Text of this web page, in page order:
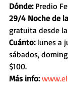
Dónde: Predio
29/4 Noche de
gratuita desde
Cuánto: lunes a
sábados,
$100.
Más info: